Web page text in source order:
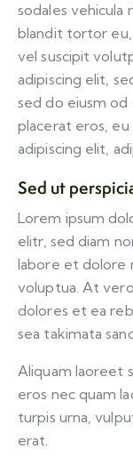
sodales vehicula
blandit tortor eu,
vel suscipit
adipiscing elit,
sed do eiusm
placerat eros,
adipiscing elit,
Sed ut
Lorem ipsum
elitr, sed diam
labore et dolore
voluptua. At
dolores et ea
sea takimata
Aliquam laoreet
eros nec quam
turpis urna,
erat.